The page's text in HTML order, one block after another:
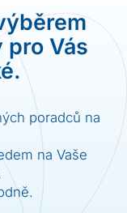
Vás
poradců na
na Vaše